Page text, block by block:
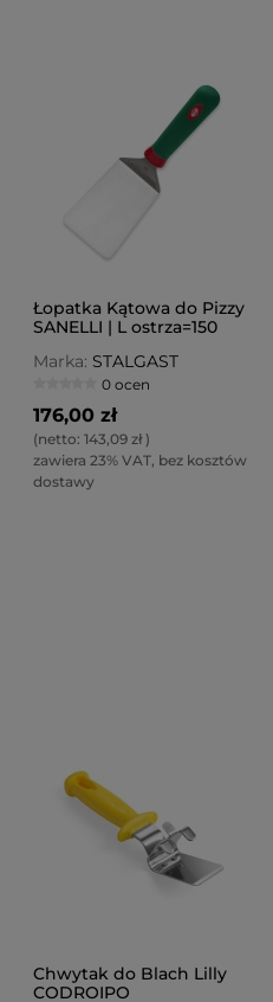
Łopatka Kątowa do Pizzy
SANELLI | L ostrza=150
Marka: STALGAST
0 ocen
176,00 zł
(netto: 143,09 zł)
zawiera 23% VAT, bez kosztów
dostawy
Chwytak do Blach Lilly
CODROIPO